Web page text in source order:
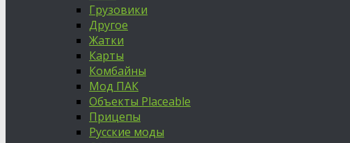
Грузовики
Другое
Жатки
Карты
Комбайны
Мод ПАК
Объекты Placeable
Прицепы
Русские моды